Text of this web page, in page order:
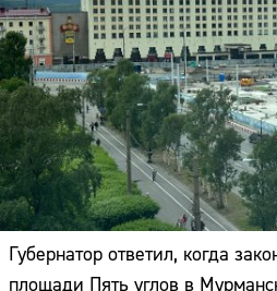
Губернатор ответил, когда
площади Пять углов в